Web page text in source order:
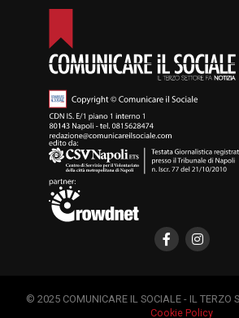
© 2025 COMUNICARE IL SOCIALE - IL TERZO
Cookie Policy